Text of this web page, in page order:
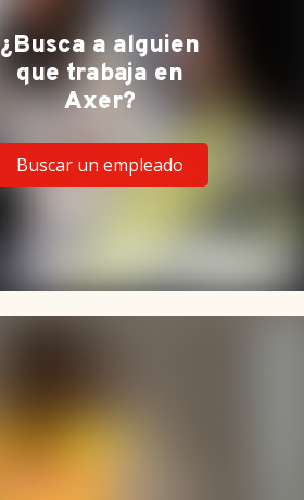
¿Busca a alguien
que trabaja en
Axer?
Buscar un empleado